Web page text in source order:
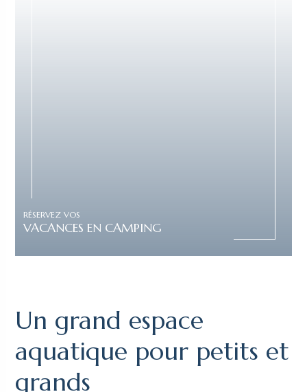
RÉSERVEZ VOS
VACANCES EN CAMPING
Un grand espace
aquatique pour petits et
grands